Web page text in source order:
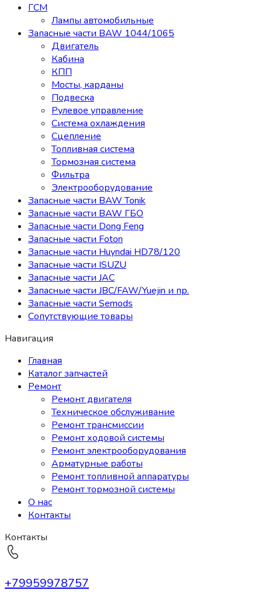
ГСМ
Лампы автомобильные
Запасные части BAW 1044/1065
Двигатель
Кабина
КПП
Мосты, карданы
Подвеска
Рулевое управление
Система охлаждения
Сцепление
Топливная система
Тормозная система
Фильтра
Электрооборудование
Запасные части BAW Tonik
Запасные части BAW ГБО
Запасные части Dong Feng
Запасные части Foton
Запасные части Huyndai HD78/120
Запасные части ISUZU
Запасные части JAC
Запасные части JBC/FAW/Yuejin и пр.
Запасные части Semods
Сопутствующие товары
Навигация
Главная
Каталог запчастей
Ремонт
Ремонт двигателя
Техническое обслуживание
Ремонт трансмиссии
Ремонт ходовой системы
Ремонт электрооборудования
Арматурные работы
Ремонт топливной аппаратуры
Ремонт тормозной системы
О нас
Контакты
Контакты
+79959978757